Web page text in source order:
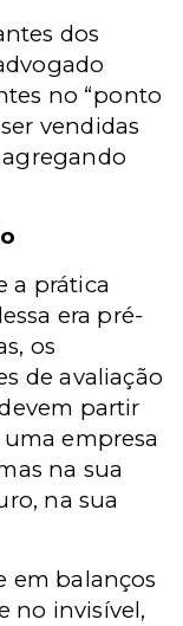
dos
no “ponto
vendidas
a prática
era pré-
os
de avaliação
partir
empresa
na sua
na sua
em balanços
no invisível,